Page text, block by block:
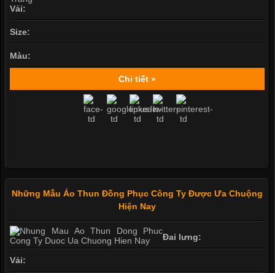
Vải:
Size:
Màu:
Chi tiết »
Những Mẫu Áo Thun Đồng Phục Công Ty Được Ưa Chuộng
Hiện Nay
Đai lưng:
Vải: